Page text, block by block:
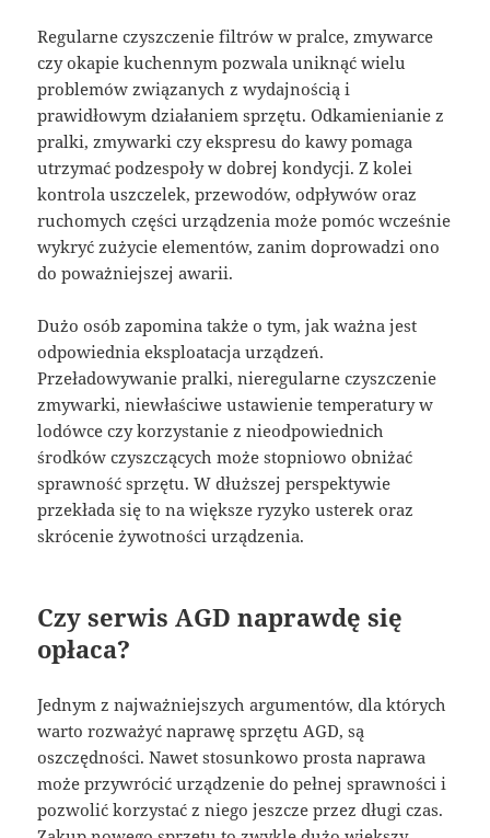
Regularne czyszczenie filtrów w pralce, zmywarce
czy okapie kuchennym pozwala uniknąć wielu
problemów związanych z wydajnością i
prawidłowym działaniem sprzętu. Odkamienianie z
pralki, zmywarki czy ekspresu do kawy pomaga
utrzymać podzespoły w dobrej kondycji. Z kolei
kontrola uszczelek, przewodów, odpływów oraz
ruchomych części urządzenia może pomóc wcześnie
wykryć zużycie elementów, zanim doprowadzi ono
do poważniejszej awarii.
Dużo osób zapomina także o tym, jak ważna jest
odpowiednia eksploatacja urządzeń.
Przeładowywanie pralki, nieregularne czyszczenie
zmywarki, niewłaściwe ustawienie temperatury w
lodówce czy korzystanie z nieodpowiednich
środków czyszczących może stopniowo obniżać
sprawność sprzętu. W dłuższej perspektywie
przekłada się to na większe ryzyko usterek oraz
skrócenie żywotności urządzenia.
Czy serwis AGD naprawdę się
opłaca?
Jednym z najważniejszych argumentów, dla których
warto rozważyć naprawę sprzętu AGD, są
oszczędności. Nawet stosunkowo prosta naprawa
może przywrócić urządzenie do pełnej sprawności i
pozwolić korzystać z niego jeszcze przez długi czas.